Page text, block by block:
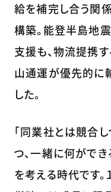
給を補完し合う関
構築。能登半島地
支援も、物流提携
山通運が優先的に
した。
「同業社とは競合し
つ、一緒に何ができ
を考える時代です。